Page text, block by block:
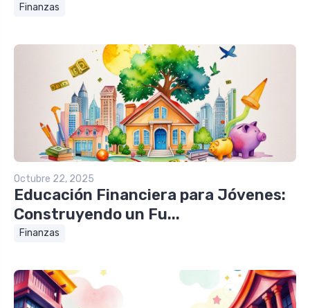
Finanzas
Octubre 22, 2025
Educación Financiera para Jóvenes:
Construyendo un Fu...
Finanzas